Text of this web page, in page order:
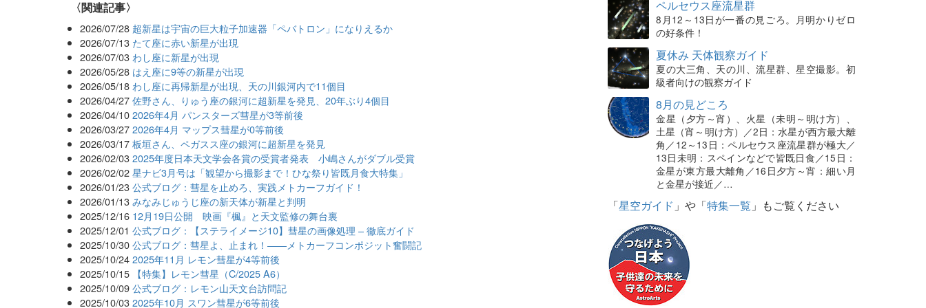
関連記事
2026/07/28 超新星は宇宙の巨大粒子加速器「ペバトロン」になりえるか
2026/07/13 たて座に赤い新星が出現
2026/07/03 わし座に新星が出現
2026/05/28 はえ座に9等の新星が出現
2026/05/18 わし座に再帰新星が出現、天の川銀河内で11個目
2026/04/27 佐野さん、りゅう座の銀河に超新星を発見、20年ぶり4個目
2026/04/10 2026年4月 パンスターズ彗星が3等前後
2026/03/27 2026年4月 マップス彗星が0等前後
2026/03/17 板垣さん、ペガスス座の銀河に超新星を発見
2026/02/03 2025年度日本天文学会各賞の受賞者発表 小嶋さんがダブル受賞
2026/02/02 星ナビ3月号は「観望から撮影まで！ひな祭り皆既月食大特集」
2026/01/23 公式ブログ：彗星を止めろ、実践メトカーフガイド！
2026/01/13 みなみじゅうじ座の新天体が新星と判明
2025/12/16 12月19日公開 映画『楓』と天文監修の舞台裏
2025/12/01 公式ブログ：【ステライメージ10】彗星の画像処理 – 徹底ガイド
2025/10/30 公式ブログ：彗星よ、止まれ！――メトカーフコンポジット奮闘記
2025/10/24 2025年11月 レモン彗星が4等前後
2025/10/15 【特集】レモン彗星（C/2025 A6）
2025/10/09 公式ブログ：レモン山天文台訪問記
2025/10/03 2025年10月 スワン彗星が6等前後
ペルセウス座流星群
8月12～13日が一番の見ごろ。月明かりゼロ
の好条件！
夏休み 天体観察ガイド
夏の大三角、天の川、流星群、星空撮影。初
級者向けの観察ガイド
8月の見どころ
金星（夕方～宵）、火星（未明～明け方）、
土星（宵～明け方）／2日：水星が西方最大離
角／12～13日：ペルセウス座流星群が極大／
13日未明：スペインなどで皆既日食／15日：
金星が東方最大離角／16日夕方～宵：細い月
と金星が接近／…
「星空ガイド 」や「特集一覧 」もご覧ください